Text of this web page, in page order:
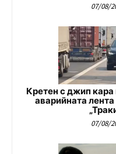
07/08/
Кретен с джип
аварийната
07/08/